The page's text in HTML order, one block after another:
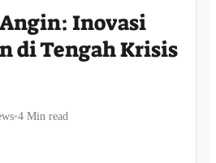
Inovasi
di Tengah Krisis
•4 Min read